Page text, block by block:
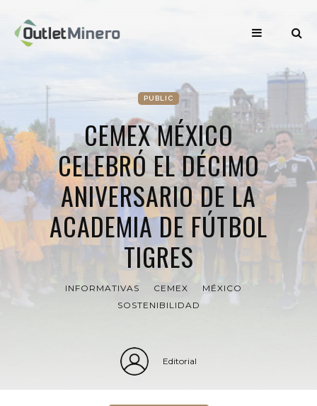
PUBLIC
CEMEX MÉXICO
CELEBRÓ EL DÉCIMO
ANIVERSARIO DE LA
ACADEMIA DE FÚTBOL
TIGRES
INFORMATIVAS CEMEX
MÉXICO
SOSTENIBILIDAD
Editorial